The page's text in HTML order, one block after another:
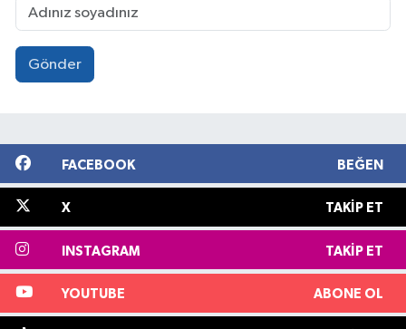
Gönder
FACEBOOK BEĞEN
X TAKIP ET
INSTAGRAM TAKIP ET
YOUTUBE ABONE OL